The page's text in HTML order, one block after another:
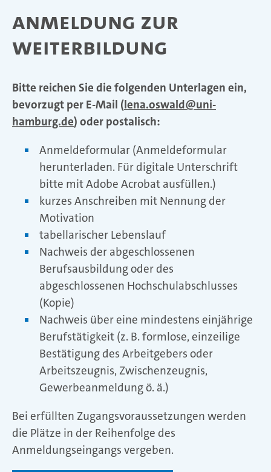
Anmeldung zur
Weiterbildung
Bitte reichen Sie die folgenden Unterlagen ein,
bevorzugt per E-Mail (lena.oswald
uni-
hamburg.de) oder postalisch:
Anmeldeformular (Anmeldeformular
herunterladen. Für digitale Unterschrift
bitte mit Adobe Acrobat ausfüllen.)
kurzes Anschreiben mit Nennung der
Motivation
tabellarischer Lebenslauf
Nachweis der abgeschlossenen
Berufsausbildung oder des
abgeschlossenen Hochschulabschlusses
(Kopie)
Nachweis über eine mindestens einjährige
Berufstätigkeit (z. B. formlose, einzeilige
Bestätigung des Arbeitgebers oder
Arbeitszeugnis, Zwischenzeugnis,
Gewerbeanmeldung ö. ä.)
Bei erfüllten Zugangsvoraussetzungen werden
die Plätze in der Reihenfolge des
Anmeldungseingangs vergeben.